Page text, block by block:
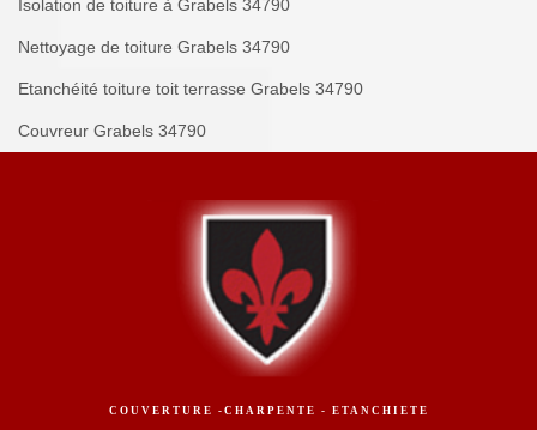
Isolation de toiture à Grabels 34790
Nettoyage de toiture Grabels 34790
Etanchéité toiture toit terrasse Grabels 34790
Couvreur Grabels 34790
COUVERTURE -CHARPENTE - ETANCHIETE